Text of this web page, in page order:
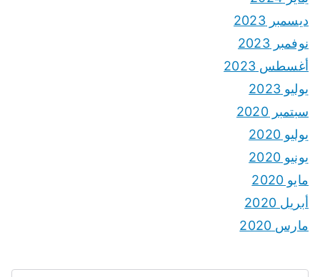
ديسمبر 2023
نوفمبر 2023
أغسطس 2023
يوليو 2023
سبتمبر 2020
يوليو 2020
يونيو 2020
مايو 2020
أبريل 2020
مارس 2020